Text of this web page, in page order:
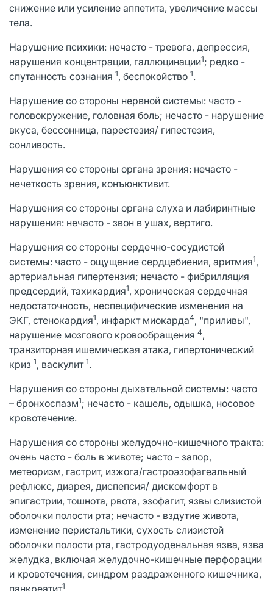
снижение или усиление аппетита, увеличение массы
тела.
Нарушение психики: нечасто - тревога, депрессия,
нарушения концентрации, галлюцинации1; редко -
спутанность сознания 1, беспокойство 1.
Нарушение со стороны нервной системы: часто -
головокружение, головная боль; нечасто - нарушение
вкуса, бессонница, парестезия/ гипестезия,
сонливость.
Нарушения со стороны органа зрения: нечасто -
нечеткость зрения, конъюнктивит.
Нарушения со стороны органа слуха и лабиринтные
нарушения: нечасто - звон в ушах, вертиго.
Нарушения со стороны сердечно-сосудистой
системы: часто - ощущение сердцебиения, аритмия1,
артериальная гипертензия; нечасто - фибрилляция
предсердий, тахикардия1, хроническая сердечная
недостаточность, неспецифические изменения на
ЭКГ, стенокардия1, инфаркт миокарда4, "приливы",
нарушение мозгового кровообращения 4,
транзиторная ишемическая атака, гипертонический
криз 1, васкулит 1.
Нарушения со стороны дыхательной системы: часто
– бронхоспазм1; нечасто - кашель, одышка, носовое
кровотечение.
Нарушения со стороны желудочно-кишечного тракта:
очень часто - боль в животе; часто - запор,
метеоризм, гастрит, изжога/гастроэзофагеальный
рефлюкс, диарея, диспепсия/ дискомфорт в
эпигастрии, тошнота, рвота, эзофагит, язвы слизистой
оболочки полости рта; нечасто - вздутие живота,
изменение перистальтики, сухость слизистой
оболочки полости рта, гастродуоденальная язва, язва
желудка, включая желудочно-кишечные перфорации
и кровотечения, синдром раздраженного кишечника,
панкреатит1.